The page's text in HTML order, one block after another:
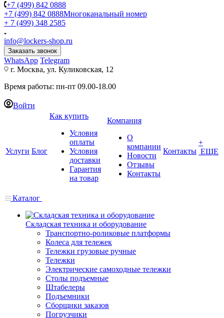
+7 (499) 842 0888
+7 (499) 842 0888Многоканальный номер
+ 7 (499) 348 2585
info@lockers-shop.ru
Заказать звонок
WhatsApp Telegram
г. Москва, ул. Куликовская, 12
Время работы: пн-пт 09.00-18.00
Войти
Услуги Блог
Как купить
Условия
оплаты
Условия
доставки
Гарантия
на товар
Компания
О
компании
Новости
Отзывы
Контакты
Контакты
+
ЕЩЕ
Каталог
Складская техника и оборудование
Транспортно-роликовые платформы
Колеса для тележек
Тележки грузовые ручные
Тележки
Электрические самоходные тележки
Столы подъемные
Штабелеры
Подъемники
Сборщики заказов
Погрузчики